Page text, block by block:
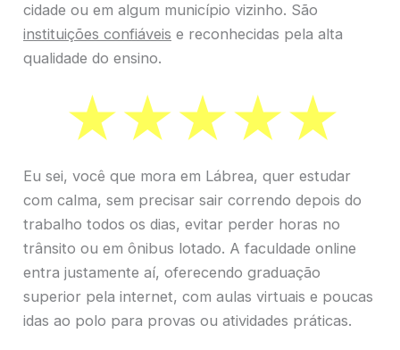
cidade ou em algum município vizinho. São
instituições confiáveis e reconhecidas pela alta
qualidade do ensino.
Eu sei, você que mora em Lábrea, quer estudar
com calma, sem precisar sair correndo depois do
trabalho todos os dias, evitar perder horas no
trânsito ou em ônibus lotado. A faculdade online
entra justamente aí, oferecendo graduação
superior pela internet, com aulas virtuais e poucas
idas ao polo para provas ou atividades práticas.